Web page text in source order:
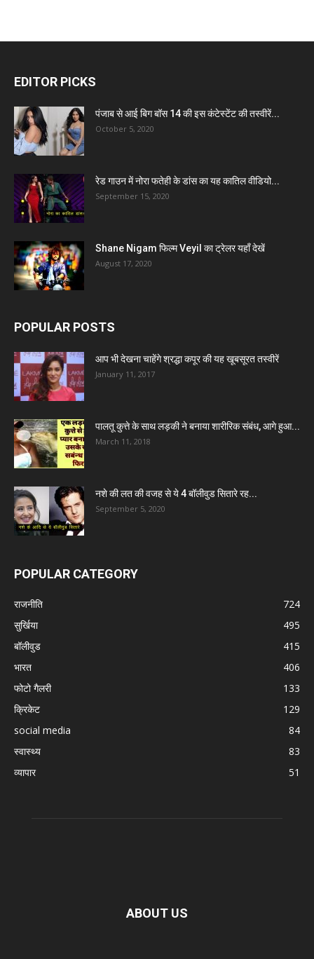
EDITOR PICKS
पंजाब से आई बिग बॉस 14 की इस कंटेस्टेंट की तस्वीरें...
October 5, 2020
रेड गाउन में नोरा फतेही के डांस का यह कातिल वीडियो...
September 15, 2020
Shane Nigam फिल्म Veyil का ट्रेलर यहाँ देखें
August 17, 2020
POPULAR POSTS
आप भी देखना चाहेंगे श्रद्धा कपूर की यह खूबसूरत तस्वीरें
January 11, 2017
पालतू कुत्ते के साथ लड़की ने बनाया शारीरिक संबंध, आगे हुआ...
March 11, 2018
नशे की लत की वजह से ये 4 बॉलीवुड सितारे रह...
September 5, 2020
POPULAR CATEGORY
राजनीति
724
सुर्खिया
495
बॉलीवुड
415
भारत
406
फोटो गैलरी
133
क्रिकेट
129
social media
84
स्वास्थ्य
83
व्यापार
51
ABOUT US